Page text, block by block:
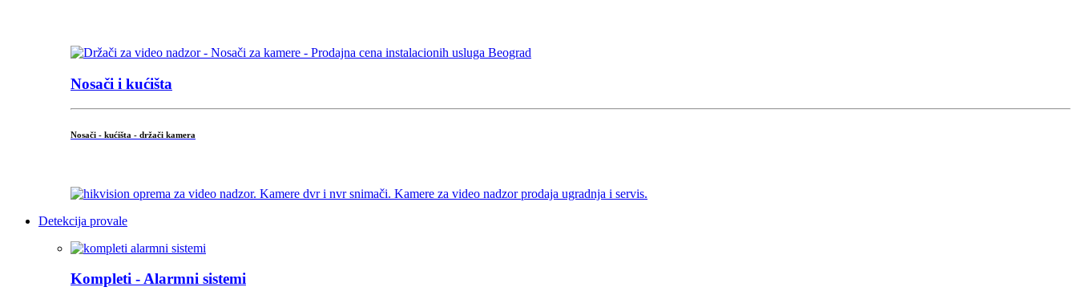
Nosači i kućišta
Nosači - kućišta - držači kamera
Detekcija provale
Kompleti - Alarmni sistemi